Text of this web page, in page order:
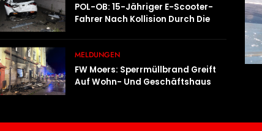
POL-OB: 15-Jähriger E-Scooter-
Fahrer Nach Kollision Durch Die
Verletzt
MELDUNGEN
FW Moers: Sperrmüllbrand Greift
Auf Wohn- Und Geschäftshaus